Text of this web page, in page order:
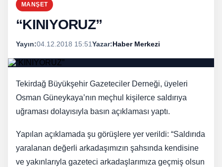
MANŞET
“KINIYORUZ”
Yayın:04.12.2018 15:51Yazar:Haber Merkezi
Tekirdağ Büyükşehir Gazeteciler Derneği, üyeleri
Osman Güneykaya’nın meçhul kişilerce saldırıya
uğraması dolayısıyla basın açıklaması yaptı.
Yapılan açıklamada şu görüşlere yer verildi: “Saldırıda
yaralanan değerli arkadaşımızın şahsında kendisine
ve yakınlarıyla gazeteci arkadaşlarımıza geçmiş olsun